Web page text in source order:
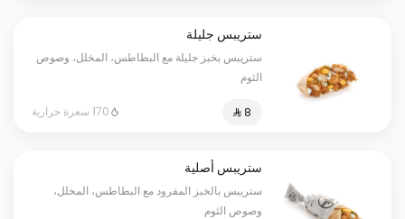
ستريبس جليلة
ستريبس بخبز جليلة مع البطاطس، المخلل، وصوص
الثوم
170 سعرة حرارية
ستريبس أصلية
ستريبس بالخبز المفرود مع البطاطس، المخلل،
وصوص الثوم